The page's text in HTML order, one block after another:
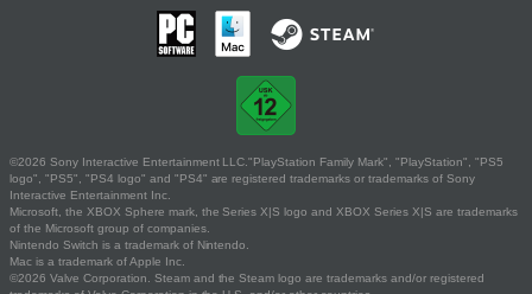
©2026 Sony Interactive Entertainment LLC."PlayStation Family Mark", "PlayStation", "PS5
logo", "PS5", "PS4 logo" and "PS4" are registered trademarks or trademarks of Sony
Interactive Entertainment Inc.
Microsoft, the XBOX Sphere mark, the Series X|S logo and XBOX Series X|S are trademarks
of the Microsoft group of companies.
Nintendo Switch is a trademark of Nintendo.
Mac is a trademark of Apple Inc.
©2026 Valve Corporation. Steam and the Steam logo are trademarks and/or registered